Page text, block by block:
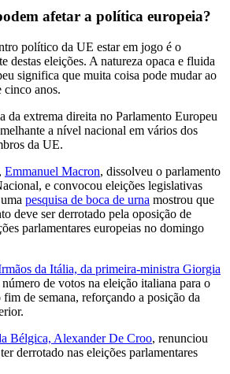
afetar a política europeia?
político da UE estar em jogo é o
destas eleições. A natureza opaca e fluida
significa que muita coisa pode mudar ao
cinco anos.
da extrema direita no Parlamento Europeu
a nível nacional em vários dos
da UE.
Emmanuel Macron, dissolveu o parlamento
e convocou eleições legislativas
pesquisa de boca de urna mostrou que
deve ser derrotado pela oposição de
parlamentares europeias no domingo
da Itália, da primeira-ministra Giorgia
de votos na eleição italiana para o
de semana, reforçando a posição da
Bélgica, Alexander De Croo, renunciou
derrotado nas eleições parlamentares